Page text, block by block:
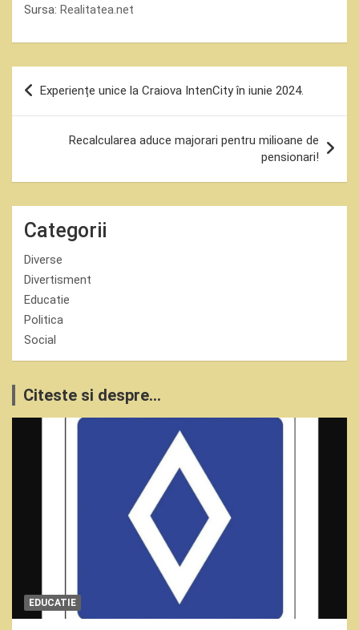
Sursa: Realitatea.net
Navigare
articole
Experiențe unice la Craiova IntenCity în iunie 2024.
Recalcularea aduce majorari pentru milioane de
pensionari!
Categorii
Diverse
Divertisment
Educatie
Politica
Social
Citeste si despre...
EDUCATIE